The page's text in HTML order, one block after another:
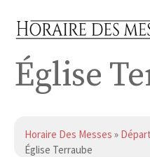
Église
Horaire Des Messes »
Église Terraube